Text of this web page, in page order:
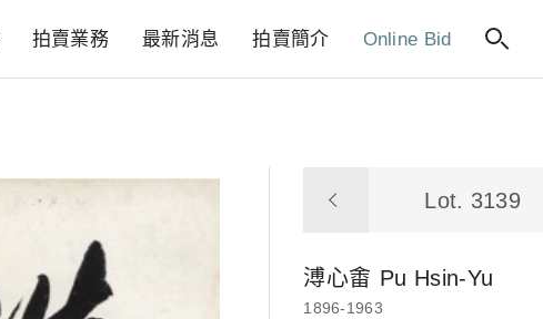
拍賣業務 最新消息 拍賣簡介 Online Bid
Lot. 3139
溥心畬 Pu Hsin-Yu
1896-1963